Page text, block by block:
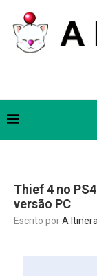
Thief 4 no
versão PC
Escrito porA